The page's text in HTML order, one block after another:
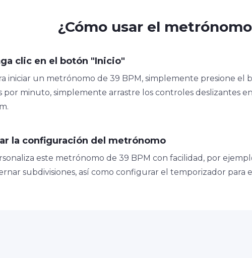
¿Cómo usar el
clic en el botón "Inicio"
iniciar un metrónomo de 39 BPM, simplemente presione el
por minuto, simplemente arrastre los controles deslizantes
la configuración del metrónomo
este metrónomo de 39 BPM con facilidad, por
subdivisiones, así como configurar el temporizador para